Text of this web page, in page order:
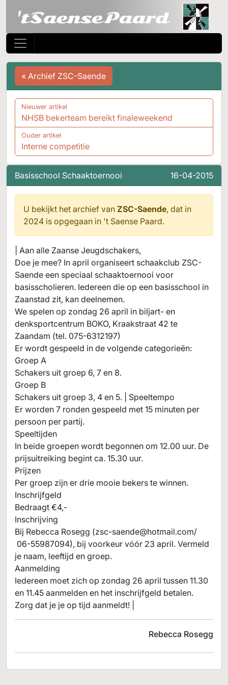
Basisschool Schaaktoernooi 16-04-2015
U bekijkt het archief van ZSC-Saende, dat in
2024 is opgegaan in 't Saense Paard.
| Aan alle Zaanse Jeugdschakers,
Doe je mee? In april organiseert schaakclub ZSC-
Saende een speciaal schaaktoernooi voor
basisscholieren. Iedereen die op een basisschool in
Zaanstad zit, kan deelnemen.
We spelen op zondag 26 april in biljart- en
denksportcentrum BOKO, Kraakstraat 42 te
Zaandam (tel. 075-6312197)
Er wordt gespeeld in de volgende categorieën:
Groep A
Schakers uit groep 6, 7 en 8.
Groep B
Schakers uit groep 3, 4 en 5. | Speeltempo
Er worden 7 ronden gespeeld met 15 minuten per
persoon per partij.
Speeltijden
In beide groepen wordt begonnen om 12.00 uur. De
prijsuitreiking begint ca. 15.30 uur.
Prijzen
Per groep zijn er drie mooie bekers te winnen.
Inschrijfgeld
Bedraagt €4,-
Inschrijving
Bij Rebecca Rosegg (zsc-saende@hotmail.com/
06-55987094), bij voorkeur vóór 23 april. Vermeld
je naam, leeftijd en groep.
Aanmelding
Iedereen moet zich op zondag 26 april tussen 11.30
en 11.45 aanmelden en het inschrijfgeld betalen.
Zorg dat je je op tijd aanmeldt! |
Rebecca Rosegg
« Archief ZSC-Saende
Nieuwer artikel
NHSB bekerteam bereikt finaleweekend
Ouder artikel
Interne competitie